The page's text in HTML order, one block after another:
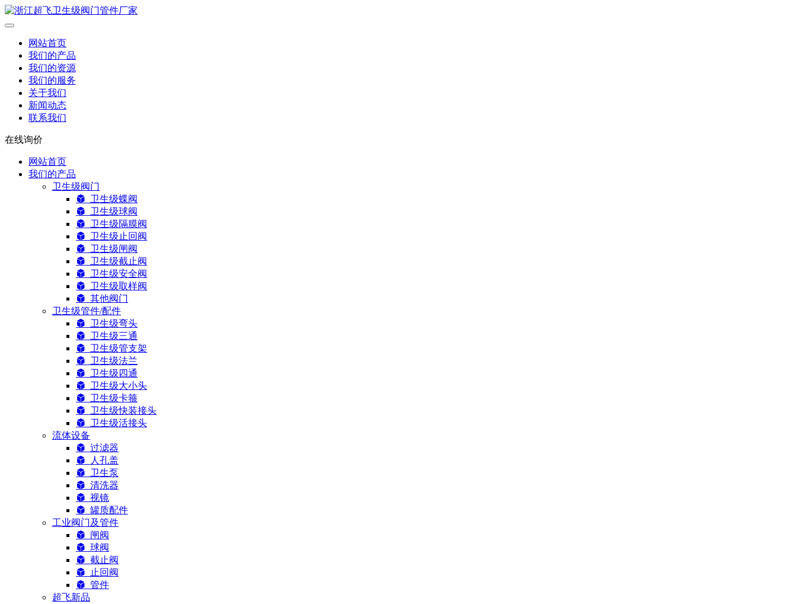
网站首页
我们的产品
我们的资源
我们的服务
关于我们
新闻动态
联系我们
在线询价
网站首页
我们的产品
卫生级阀门
卫生级蝶阀
卫生级球阀
卫生级隔膜阀
卫生级止回阀
卫生级闸阀
卫生级截止阀
卫生级安全阀
卫生级取样阀
其他阀门
卫生级管件/配件
卫生级弯头
卫生级三通
卫生级管支架
卫生级法兰
卫生级四通
卫生级大小头
卫生级卡箍
卫生级快装接头
卫生级活接头
流体设备
过滤器
人孔盖
卫生泵
清洗器
视镜
罐质配件
工业阀门及管件
闸阀
球阀
截止阀
止回阀
管件
超飞新品